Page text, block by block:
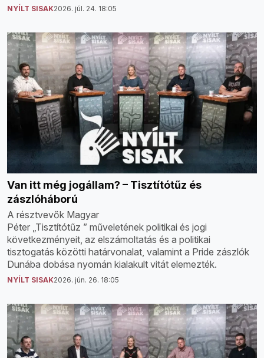
NYÍLT SISAK2026. júl. 24. 18:05
Van itt még jogállam? – Tisztítótűz és
zászlóháború
A résztvevők Magyar
Péter „Tisztítótűz ” műveletének politikai és jogi
következményeit, az elszámoltatás és a politikai
tisztogatás közötti határvonalat, valamint a Pride zászlók
Dunába dobása nyomán kialakult vitát elemezték.
NYÍLT SISAK2026. jún. 26. 18:05